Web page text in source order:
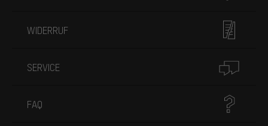
WIDERRUF
SERVICE
FAQ